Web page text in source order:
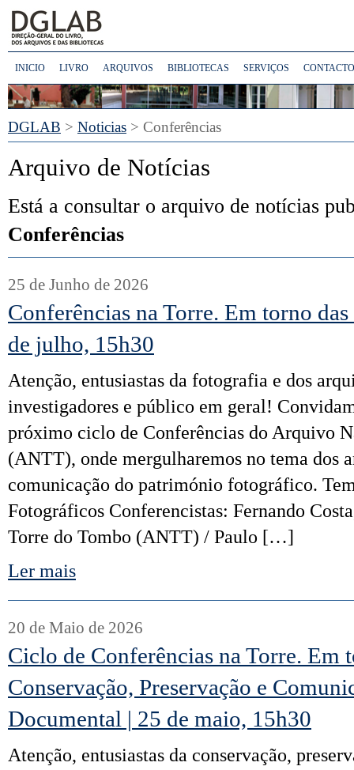
INICIO LIVRO ARQUIVOS BIBLIOTECAS SERVIÇOS
DGLAB > Noticias > Conferências
Arquivo de Notícias
Está a consultar o arquivo de notícias
Conferências
25 de Junho de 2026
Conferências na Torre. Em torno
de julho, 15h30
Atenção, entusiastas da fotografia e dos
investigadores e público em geral!
próximo ciclo de Conferências do Arquivo
(ANTT), onde mergulharemos no tema dos
comunicação do património fotográfico.
Fotográficos Conferencistas: Fernando
Torre do Tombo (ANTT) / Paulo […]
Ler mais
20 de Maio de 2026
Ciclo de Conferências na Torre.
Conservação, Preservação e
Documental | 25 de maio, 15h30
Atenção, entusiastas da conservação,